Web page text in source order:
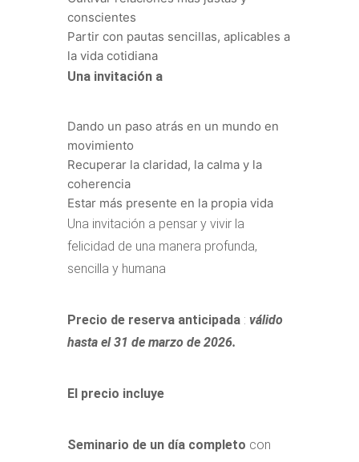
conscientes
Partir con pautas sencillas, aplicables a
la vida cotidiana
Una invitación a
Dando un paso atrás en un mundo en
movimiento
Recuperar la claridad, la calma y la
coherencia
Estar más presente en la propia vida
Una invitación a pensar y vivir la
felicidad de una manera profunda,
sencilla y humana
Precio de reserva anticipada : válido
hasta el 31 de marzo de 2026.
El precio incluye
Seminario de un día completo con